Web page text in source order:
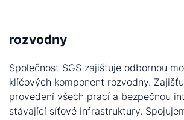
rozvodny
Společnost SGS zajišťuje odbornou
klíčových komponent rozvodny.
provedení všech prací a bezpečnou
stávající síťové infrastruktury.